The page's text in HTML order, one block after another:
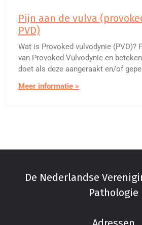
Pijn aan de vulva
PVD)
Wat is Provoked vulvodynie (PVD)?
van Provoked Vulvodynie en
doet als deze aangeraakt en/of
Meer informatie »
De Nederlandse
Pathologie